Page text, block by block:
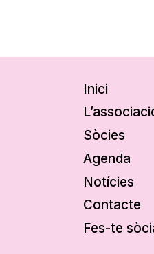
Inici
Sòcies
Agenda
Notícies
Contacte
Fes-te